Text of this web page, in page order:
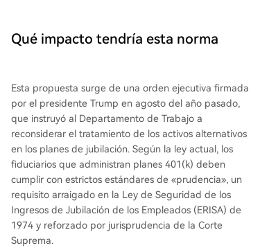
Qué impacto tendría esta norma
Esta propuesta surge de una orden ejecutiva firmada
por el presidente Trump en agosto del año pasado,
que instruyó al Departamento de Trabajo a
reconsiderar el tratamiento de los activos alternativos
en los planes de jubilación. Según la ley actual, los
fiduciarios que administran planes 401(k) deben
cumplir con estrictos estándares de «prudencia», un
requisito arraigado en la Ley de Seguridad de los
Ingresos de Jubilación de los Empleados (ERISA) de
1974 y reforzado por jurisprudencia de la Corte
Suprema.